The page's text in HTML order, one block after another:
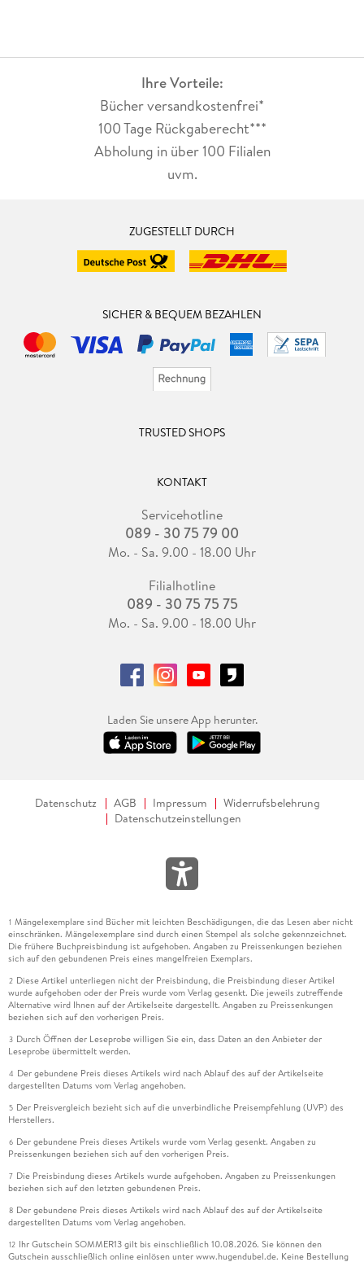
Ihre Vorteile:
Bücher versandkostenfrei*
100 Tage Rückgaberecht***
Abholung in über 100 Filialen
uvm.
ZUGESTELLT DURCH
SICHER & BEQUEM BEZAHLEN
TRUSTED SHOPS
KONTAKT
Servicehotline
089 - 30 75 79 00
Mo. - Sa. 9.00 - 18.00 Uhr
Filialhotline
089 - 30 75 75 75
Mo. - Sa. 9.00 - 18.00 Uhr
Laden Sie unsere App herunter.
Datenschutz AGB Impressum
Widerrufsbelehrung
Datenschutzeinstellungen
1 Mängelexemplare sind Bücher mit leichten Beschädigungen, die das Lesen aber nicht
einschränken. Mängelexemplare sind durch einen Stempel als solche gekennzeichnet.
Die frühere Buchpreisbindung ist aufgehoben. Angaben zu Preissenkungen beziehen
sich auf den gebundenen Preis eines mangelfreien Exemplars.
2 Diese Artikel unterliegen nicht der Preisbindung, die Preisbindung dieser Artikel
wurde aufgehoben oder der Preis wurde vom Verlag gesenkt. Die jeweils zutreffende
Alternative wird Ihnen auf der Artikelseite dargestellt. Angaben zu Preissenkungen
beziehen sich auf den vorherigen Preis.
3 Durch Öffnen der Leseprobe willigen Sie ein, dass Daten an den Anbieter der
Leseprobe übermittelt werden.
4 Der gebundene Preis dieses Artikels wird nach Ablauf des auf der Artikelseite
dargestellten Datums vom Verlag angehoben.
5 Der Preisvergleich bezieht sich auf die unverbindliche Preisempfehlung (UVP) des
Herstellers.
6 Der gebundene Preis dieses Artikels wurde vom Verlag gesenkt. Angaben zu
Preissenkungen beziehen sich auf den vorherigen Preis.
7 Die Preisbindung dieses Artikels wurde aufgehoben. Angaben zu Preissenkungen
beziehen sich auf den letzten gebundenen Preis.
8 Der gebundene Preis dieses Artikels wird nach Ablauf des auf der Artikelseite
dargestellten Datums vom Verlag angehoben.
12 Ihr Gutschein SOMMER13 gilt bis einschließlich 10.08.2026. Sie können den
Gutschein ausschließlich online einlösen unter www.hugendubel.de. Keine Bestellung